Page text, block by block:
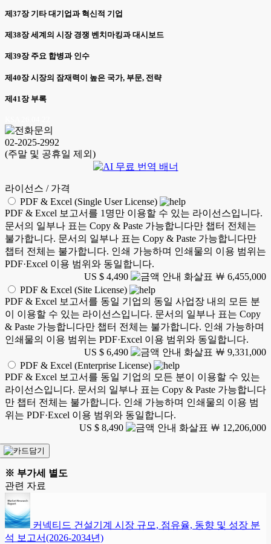
제37장 기타 대기업과 혁신적 기업
제38장 세계의 시장 경쟁 벤치마킹과 대시보드
제39장 주요 합병과 인수
제40장 시장의 잠재력이 높은 국가, 부문, 전략
제41장 부록
02-2025-2992
(주말 및 공휴일 제외)
라이선스 / 가격
PDF & Excel (Single User License)
PDF & Excel 보고서를 1명만 이용할 수 있는 라이선스입니다.
문서의 일부나 표는 Copy & Paste 가능합니다만 챕터 전체는
불가합니다. 문서의 일부나 표는 Copy & Paste 가능합니다만
챕터 전체는 불가합니다. 인쇄 가능하며 인쇄물의 이용 범위는
PDF·Excel 이용 범위와 동일합니다.
US $ 4,490
￦ 6,455,000
PDF & Excel (Site License)
PDF & Excel 보고서를 동일 기업의 동일 사업장 내의 모든 분
이 이용할 수 있는 라이선스입니다. 문서의 일부나 표는 Copy
& Paste 가능합니다만 챕터 전체는 불가합니다. 인쇄 가능하며
인쇄물의 이용 범위는 PDF·Excel 이용 범위와 동일합니다.
US $ 6,490
￦ 9,331,000
PDF & Excel (Enterprise License)
PDF & Excel 보고서를 동일 기업의 모든 분이 이용할 수 있는
라이선스입니다. 문서의 일부나 표는 Copy & Paste 가능합니다
만 챕터 전체는 불가합니다. 인쇄 가능하며 인쇄물의 이용 범
위는 PDF·Excel 이용 범위와 동일합니다.
US $ 8,490
￦ 12,206,000
※ 부가세 별도
관련 자료
커넥티드 건설기계 시장 규모, 점유율, 동향 및 성장 분
석 보고서(2026-2034년)